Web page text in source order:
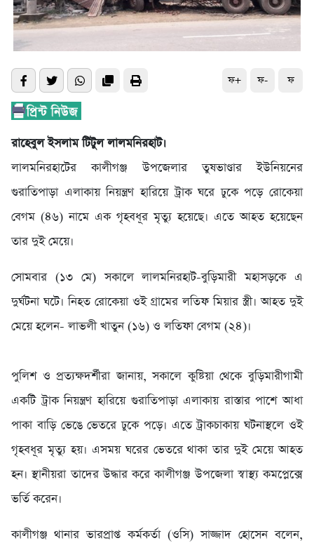
ফ+ ফ- ফ
রাহেবুল ইসলাম টিটুল লালমনিরহাট।
লালমনিরহাটের কালীগঞ্জ উপজেলার তুষভাণ্ডার ইউনিয়নের
গুরাতিপাড়া এলাকায় নিয়ন্ত্রণ হারিয়ে ট্রাক ঘরে ঢুকে পড়ে রোকেয়া
বেগম (৪৬) নামে এক গৃহবধূর মৃত্যু হয়েছে। এতে আহত হয়েছেন
তার দুই মেয়ে।
সোমবার (১৩ মে) সকালে লালমনিরহাট-বুড়িমারী মহাসড়কে এ
দুর্ঘটনা ঘটে। নিহত রোকেয়া ওই গ্রামের লতিফ মিয়ার স্ত্রী। আহত দুই
মেয়ে হলেন- লাভলী খাতুন (১৬) ও লতিফা বেগম (২৪)।
পুলিশ ও প্রত্যক্ষদর্শীরা জানায়, সকালে কুষ্টিয়া থেকে বুড়িমারীগামী
একটি ট্রাক নিয়ন্ত্রণ হারিয়ে গুরাতিপাড়া এলাকায় রাস্তার পাশে আধা
পাকা বাড়ি ভেঙে ভেতরে ঢুকে পড়ে। এতে ট্রাকচাকায় ঘটনাস্থলে ওই
গৃহবধূর মৃত্যু হয়। এসময় ঘরের ভেতরে থাকা তার দুই মেয়ে আহত
হন। স্থানীয়রা তাদের উদ্ধার করে কালীগঞ্জ উপজেলা স্বাস্থ্য কমপ্লেক্সে
ভর্তি করেন।
কালীগঞ্জ থানার ভারপ্রাপ্ত কর্মকর্তা (ওসি) সাজ্জাদ হোসেন বলেন,